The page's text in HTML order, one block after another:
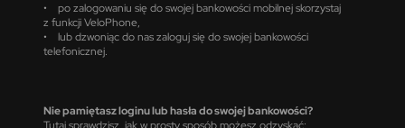
• po zalogowaniu się do swojej bankowości mobilnej skorzystaj
z funkcji VeloPhone,
• lub dzwoniąc do nas zaloguj się do swojej bankowości
telefonicznej.
Nie pamiętasz loginu lub hasła do swojej bankowości?
Tutaj sprawdzisz, jak w prosty sposób możesz odzyskać: